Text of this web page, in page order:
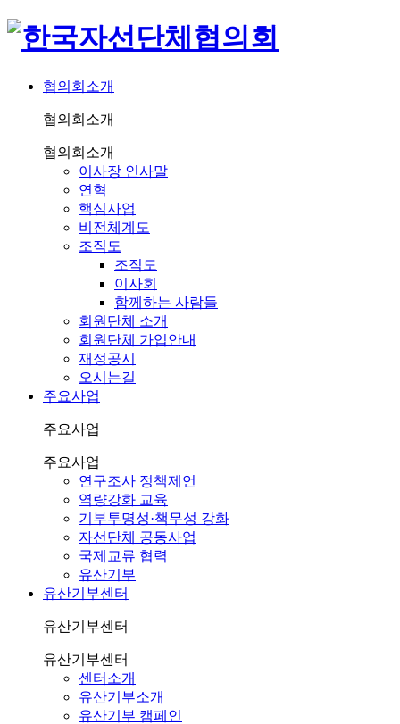
협의회소개
협의회소개
협의회소개
이사장 인사말
연혁
핵심사업
비전체계도
조직도
조직도
이사회
함께하는 사람들
회원단체 소개
회원단체 가입안내
재정공시
오시는길
주요사업
주요사업
주요사업
연구조사 정책제언
역량강화 교육
기부투명성·책무성 강화
자선단체 공동사업
국제교류 협력
유산기부
유산기부센터
유산기부센터
유산기부센터
센터소개
유산기부소개
유산기부 캠페인